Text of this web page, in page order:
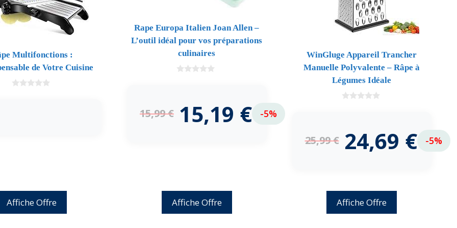
Multifonctions :
de Votre Cuisine
Affiche Offre
Rape Europa Italien Joan Allen –
L’outil idéal pour vos préparations
culinaires
15,99€ 15,19 € -5%
Affiche Offre
WinGluge Appareil Trancher
Manuelle Polyvalente – Râpe à
Légumes Idéale
25,99€ 24,69 € -5%
Affiche Offre